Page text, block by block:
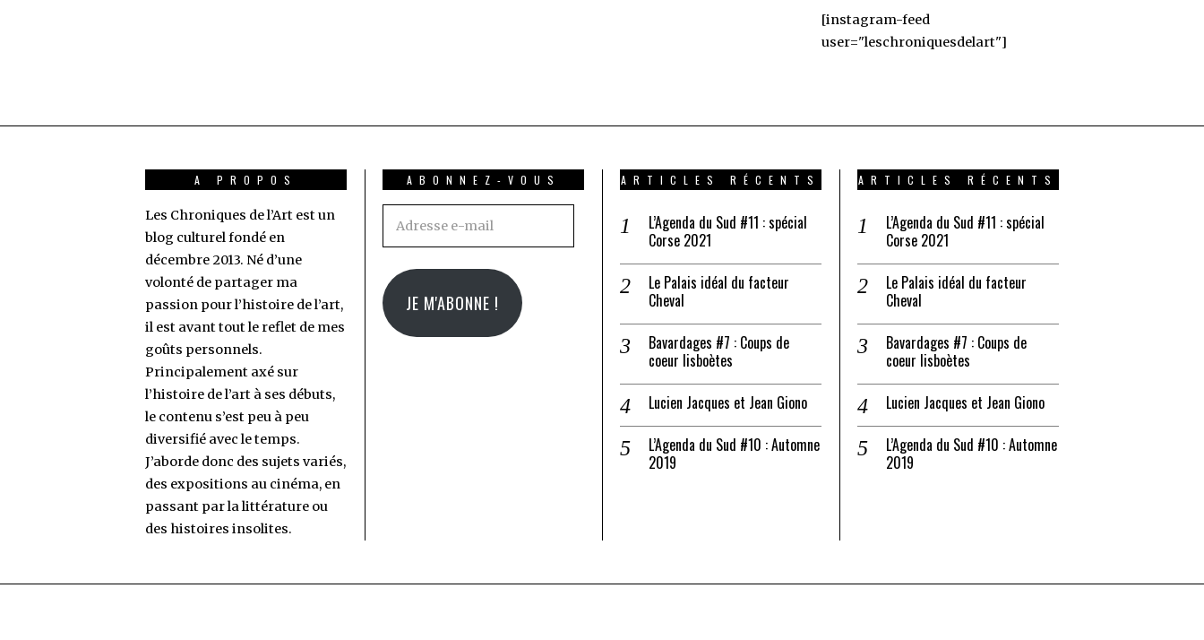
[instagram-feed
user="leschroniquesdelart"]
A PROPOS
Les Chroniques de l’Art est un
blog culturel fondé en
décembre 2013. Né d’une
volonté de partager ma
passion pour l’histoire de l’art,
il est avant tout le reflet de mes
goûts personnels.
Principalement axé sur
l’histoire de l’art à ses débuts,
le contenu s’est peu à peu
diversifié avec le temps.
J’aborde donc des sujets variés,
des expositions au cinéma, en
passant par la littérature ou
des histoires insolites.
ABONNEZ-VOUS
Adresse
mail
JE M'ABONNE !
ARTICLES RÉCENTS
L’Agenda du Sud #11 : spécial
Corse 2021
Le Palais idéal du facteur
Cheval
Bavardages #7 : Coups de
coeur lisboètes
Lucien Jacques et Jean Giono
L’Agenda du Sud #10 : Automne
2019
ARTICLES RÉCENTS
L’Agenda du Sud #11 : spécial
Corse 2021
Le Palais idéal du facteur
Cheval
Bavardages #7 : Coups de
coeur lisboètes
Lucien Jacques et Jean Giono
L’Agenda du Sud #10 : Automne
2019